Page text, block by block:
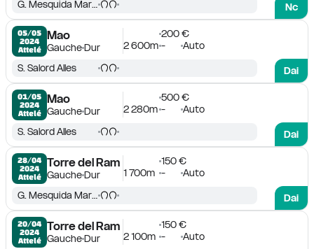
Nc
G. Mesquida Marques
05/05
2024
Attelé
Mao
GaucheDur
200 €
2 600m -
Auto
Dai
S. Salord Alles
01/05
2024
Attelé
Mao
GaucheDur
500 €
2 280m -
Auto
Dai
S. Salord Alles
28/04
2024
Attelé
Torre del Ram
GaucheDur
150 €
1 700m -
Auto
Dai
G. Mesquida Marques
20/04
2024
Attelé
Torre del Ram
GaucheDur
150 €
2 100m -
Auto